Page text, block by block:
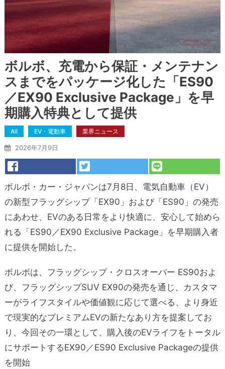
ボルボ、充電から保証・メンテナン
スまでをパッケージ化した「ES90
／EX90 Exclusive Package」を早
期購入特典として提供
All EV・電動車 業界ニュース
2026年7月9日
ボルボ・カー・ジャパンは7月8日、電気自動車（EV）
の新型フラッグシップ「EX90」および「ES90」の発売
にあわせ、EVのある日常をより快適に、安心して始めら
れる「ES90／EX90 Exclusive Package」を早期購入者
に提供を開始した。
ボルボは、フラッグシップ・クロスオーバー ES90およ
び、フラッグシップSUV EX90の発売を通じ、カスタマ
ーがライフスタイルや価値観に応じて選べる、より身近
で現実的なプレミアムEVの新たなあり方を提案してお
り、今回その一環として、購入後のEVライフをトータル
にサポートするEX90／ES90 Exclusive Packageの提供
を開始